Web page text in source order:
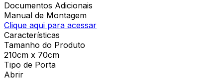
Documentos Adicionais
Manual de Montagem
Clique aqui para acessar
Características
Tamanho do Produto
210cm x 70cm
Tipo de Porta
Abrir